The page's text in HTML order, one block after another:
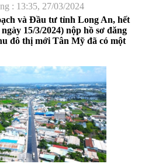
: 13:35, 27/03/2024
và Đầu tư tỉnh Long An, hết
15/3/2024) nộp hồ sơ đăng
đô thị mới Tân Mỹ đã có một